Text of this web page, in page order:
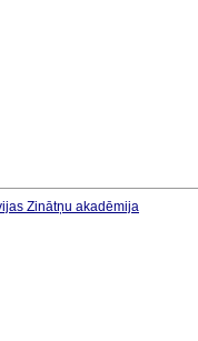
Zinātņu akadēmija